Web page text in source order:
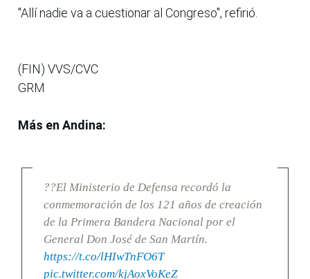
"Allí nadie va a cuestionar al Congreso", refirió.
(FIN) VVS/CVC
GRM
Más en Andina:
??El Ministerio de Defensa recordó la
conmemoración de los 121 años de creación
de la Primera Bandera Nacional por el
General Don José de San Martín.
https://t.co/lHIwTnFO6T
pic.twitter.com/kjAoxVoKeZ